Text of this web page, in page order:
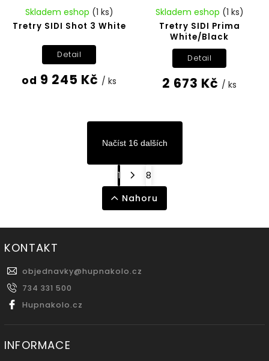
Tretry SIDI Shot 3 White
Skladem eshop (1 ks)
od 9 245 Kč / ks
Detail
Tretry SIDI Prima
White/Black
Skladem eshop (1 ks)
2 673 Kč / ks
Detail
Načíst 16 dalších
1
8
Nahoru
KONTAKT
objednavky@hupnakolo.cz
734 331 500
Hupnakolo.cz
INFORMACE